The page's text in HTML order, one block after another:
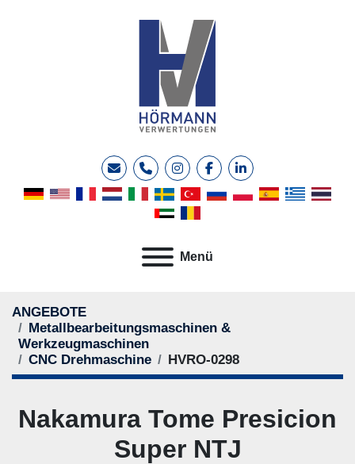
E-MailTelefoninstagramfacebooklinkedin
Menü
ANGEBOTE
Metallbearbeitungsmaschinen &
Werkzeugmaschinen
CNC Drehmaschine
HVRO-0298
Nakamura Tome Presicion
Super NTJ